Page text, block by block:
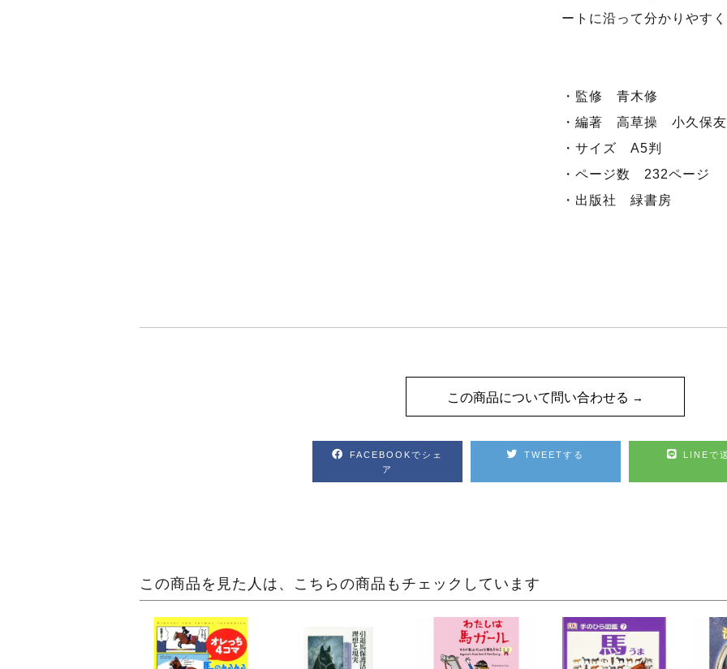
ートに沿って分かりやす
・監修 青木修
・編著 高草操 小久保
・サイズ A5判
・ページ数 232ページ
・出版社 緑書房
この商品について問い合わせる
FACEBOOKでシェ
ア
TWEETする LINEで
この商品を見た人は、こちらの商品もチェックしています